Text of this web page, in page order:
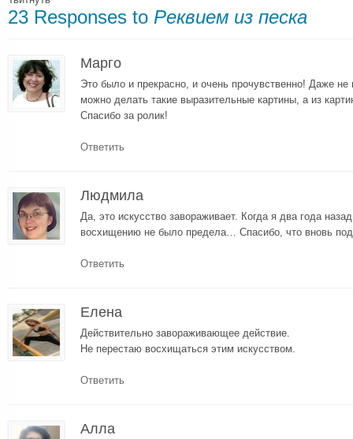
23 Responses to Реквием из песка
Марго
Это было и прекрасно, и очень прочувственно! Даже не
можно делать такие выразительные картины, а из
Спасибо за ролик!
Ответить
Людмила
Да, это искусство завораживает. Когда я два года
восхищению не было предела… Спасибо, что вновь
Ответить
Елена
Действительно завораживающее действие.
Не перестаю восхищаться этим искусством.
Ответить
Алла